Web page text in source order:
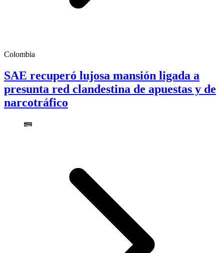
Colombia
SAE recuperó lujosa mansión ligada a
presunta red clandestina de apuestas y de
narcotráfico